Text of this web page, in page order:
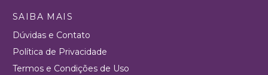
SAIBA MAIS
Dúvidas e Contato
Política de Privacidade
Termos e Condições de Uso